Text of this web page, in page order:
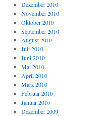
Dezember 2010
November 2010
Oktober 2010
September 2010
August 2010
Juli 2010
Juni 2010
Mai 2010
April 2010
März 2010
Februar 2010
Januar 2010
Dezember 2009